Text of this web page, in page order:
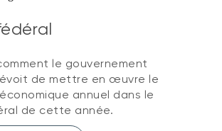
le gouvernement
de mettre en œuvre le
annuel dans le
de cette année.